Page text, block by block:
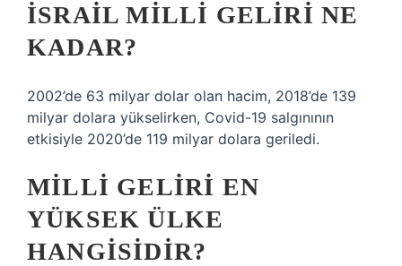
İSRAIL MILLI GELIRI NE
KADAR?
2002’de 63 milyar dolar olan hacim, 2018’de 139
milyar dolara yükselirken, Covid-19 salgınının
etkisiyle 2020’de 119 milyar dolara geriledi.
MILLI GELIRI EN
YÜKSEK ÜLKE
HANGISIDIR?